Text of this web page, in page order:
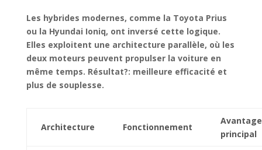
Les hybrides modernes, comme la Toyota Prius
ou la Hyundai Ioniq, ont inversé cette logique.
Elles exploitent une architecture parallèle, où les
deux moteurs peuvent propulser la voiture en
même temps. Résultat?: meilleure efficacité et
plus de souplesse.
Architecture Fonctionnement
Avantage
principal